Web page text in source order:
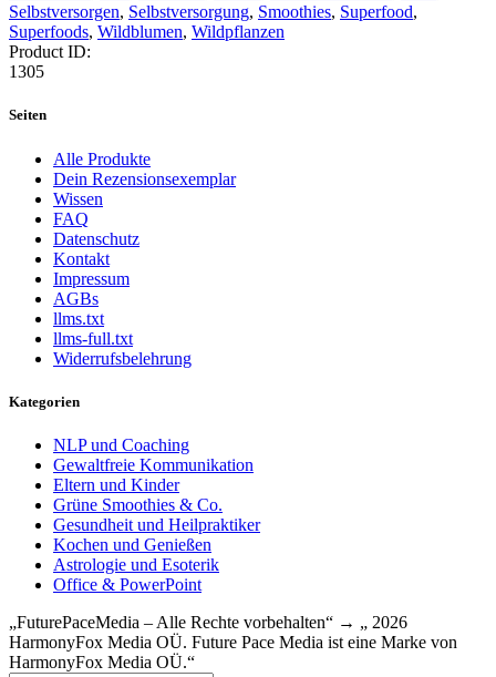
Selbstversorgen, Selbstversorgung, Smoothies, Superfood,
Superfoods, Wildblumen, Wildpflanzen
Product ID:
1305
Seiten
Alle Produkte
Dein Rezensionsexemplar
Wissen
FAQ
Datenschutz
Kontakt
Impressum
AGBs
llms.txt
llms-full.txt
Widerrufsbelehrung
Kategorien
NLP und Coaching
Gewaltfreie Kommunikation
Eltern und Kinder
Grüne Smoothies & Co.
Gesundheit und Heilpraktiker
Kochen und Genießen
Astrologie und Esoterik
Office & PowerPoint
„FuturePaceMedia – Alle Rechte vorbehalten“ → „ 2026
HarmonyFox Media OÜ. Future Pace Media ist eine Marke von
HarmonyFox Media OÜ.“